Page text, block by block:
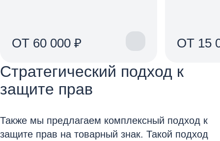
ОТ 60 000 ₽ ОТ 15
Стратегический подход к
защите прав
Также мы предлагаем комплексный подход к
защите прав на товарный знак. Такой подход